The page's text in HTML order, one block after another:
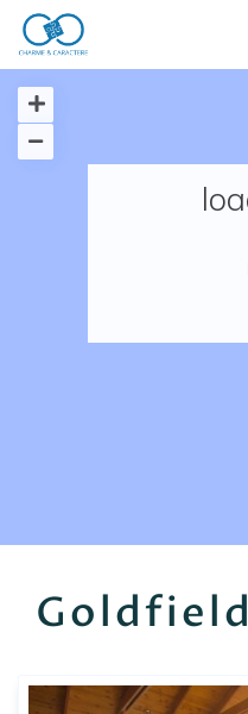
Accueil
Nos adresses en